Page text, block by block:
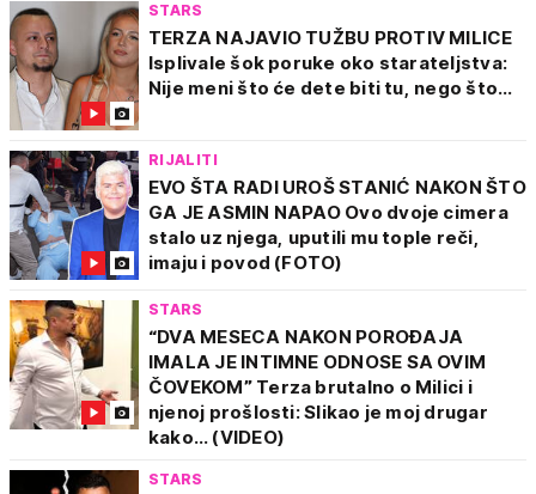
STARS
TERZA NAJAVIO TUŽBU PROTIV MILICE
Isplivale šok poruke oko starateljstva:
Nije meni što će dete biti tu, nego što...
RIJALITI
EVO ŠTA RADI UROŠ STANIĆ NAKON ŠTO
GA JE ASMIN NAPAO Ovo dvoje cimera
stalo uz njega, uputili mu tople reči,
imaju i povod (FOTO)
STARS
“DVA MESECA NAKON POROĐAJA
IMALA JE INTIMNE ODNOSE SA OVIM
ČOVEKOM” Terza brutalno o Milici i
njenoj prošlosti: Slikao je moj drugar
kako… (VIDEO)
STARS